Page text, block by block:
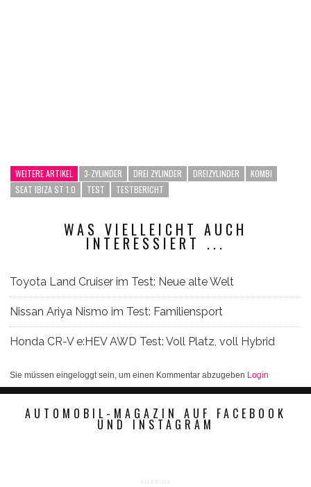
WEITERE ARTIKEL 3-ZYLINDER DREI ZYLINDER DREIZYLINDER
KOMBI
SEAT IBIZA ST 1.0
TEST TESTBERICHT
WAS VIELLEICHT AUCH
INTERESSIERT ...
Toyota Land Cruiser im Test: Neue alte Welt
Nissan Ariya Nismo im Test: Familiensport
Honda CR-V e:HEV AWD Test: Voll Platz, voll Hybrid
Sie müssen eingeloggt sein, um einen Kommentar abzugeben Login
AUTOMOBIL-MAGAZIN AUF FACEBOOK
UND INSTAGRAM
ANZEIGE